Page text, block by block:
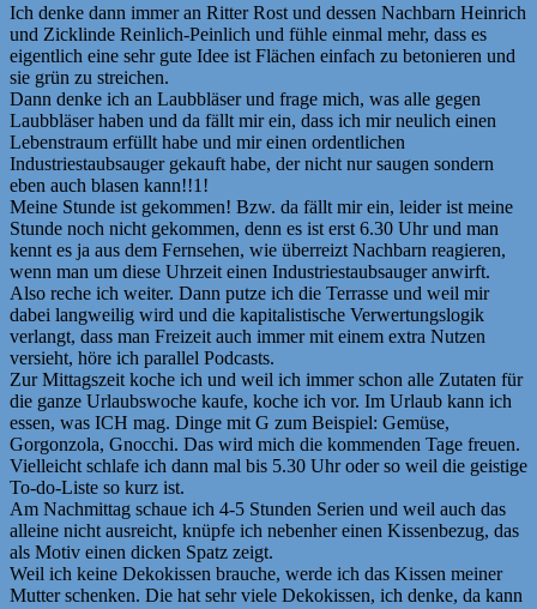
Ich denke dann immer an Ritter Rost und dessen Nachbarn Heinrich
und Zicklinde Reinlich-Peinlich und fühle einmal mehr, dass es
eigentlich eine sehr gute Idee ist Flächen einfach zu betonieren und
sie grün zu streichen.
Dann denke ich an Laubbläser und frage mich, was alle gegen
Laubbläser haben und da fällt mir ein, dass ich mir neulich einen
Lebenstraum erfüllt habe und mir einen ordentlichen
Industriestaubsauger gekauft habe, der nicht nur saugen sondern
eben auch blasen kann!!1!
Meine Stunde ist gekommen! Bzw. da fällt mir ein, leider ist meine
Stunde noch nicht gekommen, denn es ist erst 6.30 Uhr und man
kennt es ja aus dem Fernsehen, wie überreizt Nachbarn reagieren,
wenn man um diese Uhrzeit einen Industriestaubsauger anwirft.
Also reche ich weiter. Dann putze ich die Terrasse und weil mir
dabei langweilig wird und die kapitalistische Verwertungslogik
verlangt, dass man Freizeit auch immer mit einem extra Nutzen
versieht, höre ich parallel Podcasts.
Zur Mittagszeit koche ich und weil ich immer schon alle Zutaten für
die ganze Urlaubswoche kaufe, koche ich vor. Im Urlaub kann ich
essen, was ICH mag. Dinge mit G zum Beispiel: Gemüse,
Gorgonzola, Gnocchi. Das wird mich die kommenden Tage freuen.
Vielleicht schlafe ich dann mal bis 5.30 Uhr oder so weil die geistige
To-do-Liste so kurz ist.
Am Nachmittag schaue ich 4-5 Stunden Serien und weil auch das
alleine nicht ausreicht, knüpfe ich nebenher einen Kissenbezug, das
als Motiv einen dicken Spatz zeigt.
Weil ich keine Dekokissen brauche, werde ich das Kissen meiner
Mutter schenken. Die hat sehr viele Dekokissen, ich denke, da kann